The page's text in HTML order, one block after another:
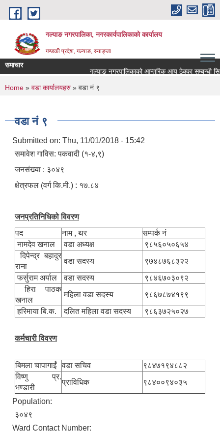
Skip to main content
गल्याङ नगरपालिका, नगरकार्यपालिकाको कार्यालय
गण्डकी प्रदेश, गल्याङ, स्याङ्जा
समाचार
गल्याङ नगरपालिकाको आन्तरिक आय ठेक्का सम्बन्धी
You are here
Home » वडा कार्यालयहरु » वडा नं ९
वडा नं ९
Submitted on: Thu, 11/01/2018 - 15:42
समावेश गाविस: पकवादी (१-४,९)
जनसंख्या : ३०४९
क्षेत्रफल (वर्ग कि.मी.) : १७.८४
जनप्रतिनिधिको विवरण
पद
नाम , थर
सम्पर्क नं
नामदेव खनाल
वडा अध्यक्ष
९८५६०५०६५४
दिपेन्द्र बहादुर
राना
वडा सदस्य
९७४८७६८३२२
फर्सुराम अर्याल
वडा सदस्य
९८४६७०३०९२
हिरा पाठक
खनाल
महिला वडा सदस्य
९८६७८७४१९९
हरिमाया बि.क.
दलित महिला वडा सदस्य ९८६३७२५०२७
कर्मचारी विवरण
बिमला चापागाईं वडा सचिव
९८४७१९४८८२
विष्णु प्र.
भण्डारी
प्राविधिक ९८४००९४०३५
Population:
३०४९
Ward Contact Number: